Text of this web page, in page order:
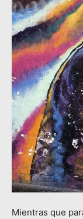
Mientras que